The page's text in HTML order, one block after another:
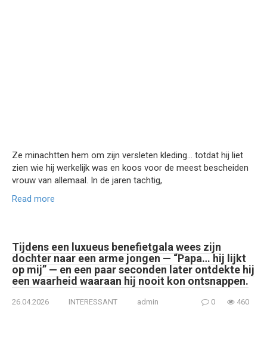
Ze minachtten hem om zijn versleten kleding… totdat hij liet
zien wie hij werkelijk was en koos voor de meest bescheiden
vrouw van allemaal. In de jaren tachtig,
Read more
Tijdens een luxueus benefietgala wees zijn
dochter naar een arme jongen — “Papa… hij lijkt
op mij” — en een paar seconden later ontdekte hij
een waarheid waaraan hij nooit kon ontsnappen.
26.04.2026 INTERESSANT admin 0 460